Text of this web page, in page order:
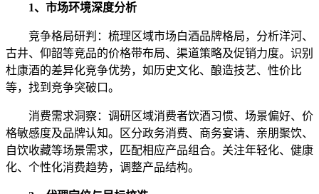
1、市场环境深度分析
竞争格局研判：梳理区域市场白酒品牌格局，分析洋河、
古井、仰韶等竞品的价格带布局、渠道策略及促销力度。识别
杜康酒的差异化竞争优势，如历史文化、酿造技艺、性价比
等，找到竞争突破口。
消费需求洞察：调研区域消费者饮酒习惯、场景偏好、价
格敏感度及品牌认知。区分政务消费、商务宴请、亲朋聚饮、
自饮收藏等场景需求，匹配相应产品组合。关注年轻化、健康
化、个性化消费趋势，调整产品结构。